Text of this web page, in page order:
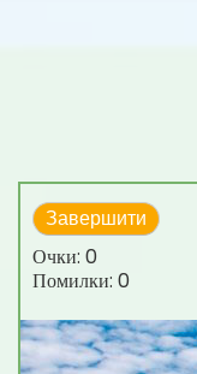
Завершити
Очки: 0
Помилки: 0